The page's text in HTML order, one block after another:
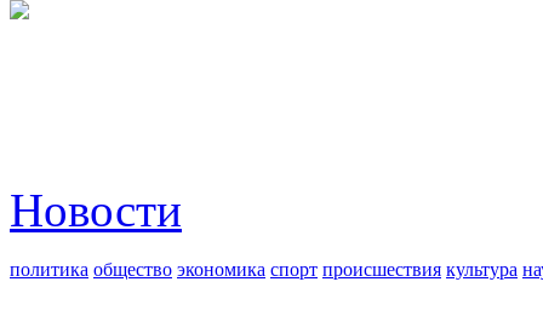
Новости
политика общество экономика спорт происшествия культура